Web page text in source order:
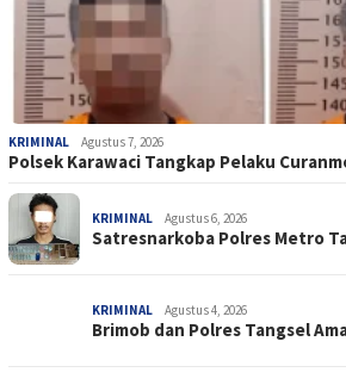
KRIMINAL Agustus 7, 2026
Polsek Karawaci Tangkap Pelaku
KRIMINAL Agustus 6, 2026
Satresnarkoba Polres Metro
KRIMINAL Agustus 4, 2026
Brimob dan Polres Tangsel